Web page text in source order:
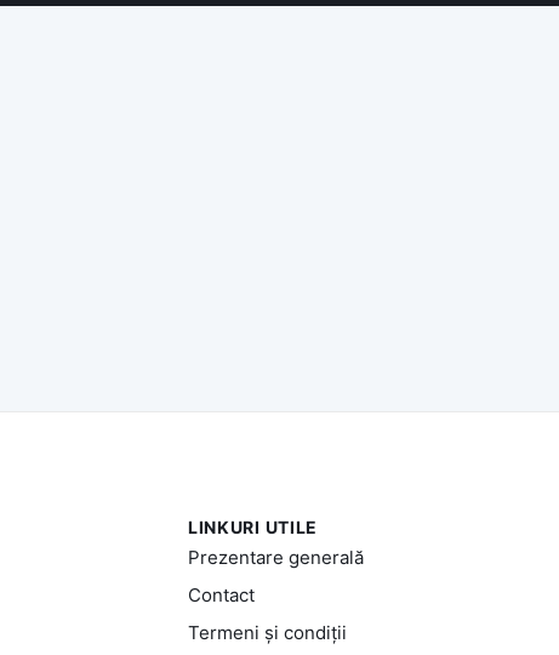
LINKURI UTILE
Prezentare generală
Contact
Termeni și condiții